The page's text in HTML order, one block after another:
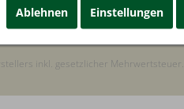
inkl. gesetzlicher Mehrwertsteuer.
Ablehnen Einstellungen